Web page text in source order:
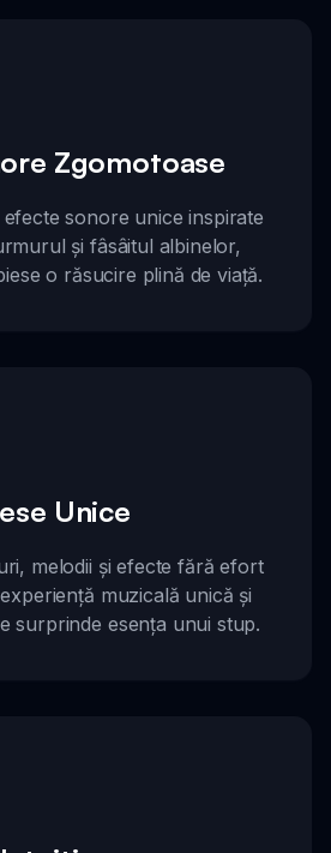
Zgomotoase
sonore unice inspirate
și fâsâitul albinelor,
o răsucire plină de viață.
Unice
melodii și efecte fără efort
muzicală unică și
surprinde esența unui stup.